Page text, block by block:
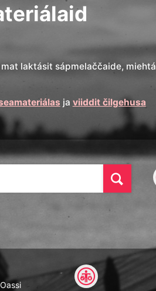
laktásit sápmelaččaide, miehtá
ja viiddit čilgehusa